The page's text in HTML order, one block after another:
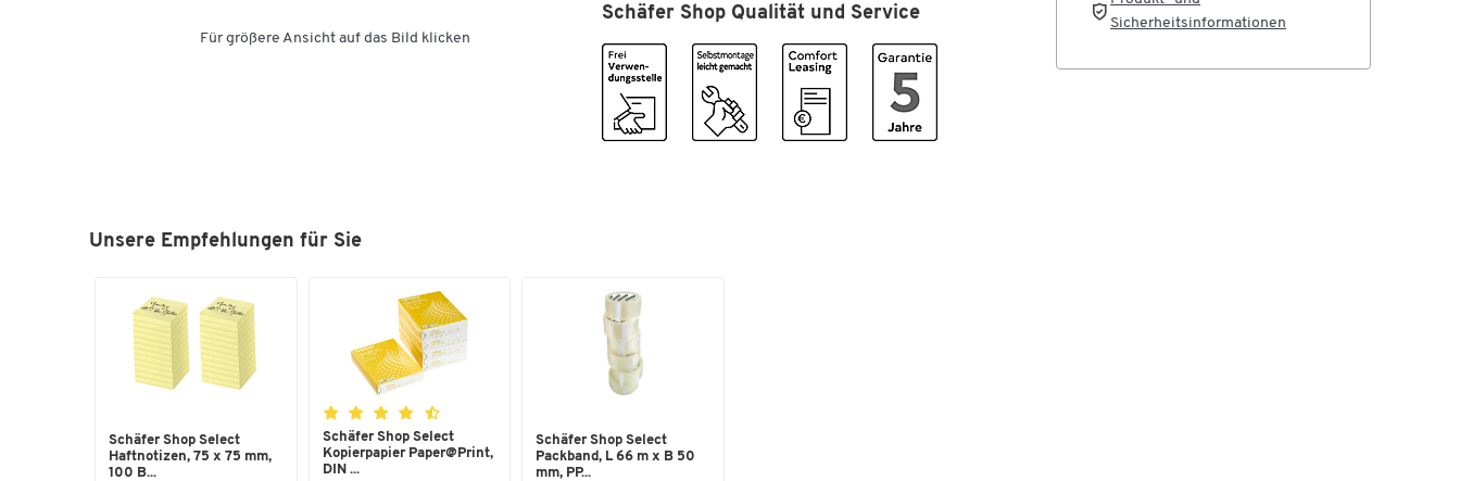
Für größere Ansicht auf das Bild klicken
Schäfer Shop Qualität und Service
Sicherheitsinformationen
Unsere Empfehlungen für Sie
Schäfer Shop Select
Haftnotizen, 75 x 75 mm,
100 B...
Schäfer Shop Select
Kopierpapier Paper@Print,
DIN ...
Schäfer Shop Select
Packband, L 66 m x B 50
mm, PP...